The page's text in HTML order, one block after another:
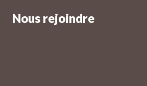
Nous rejoindre